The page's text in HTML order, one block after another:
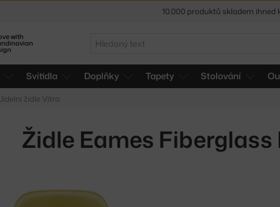
with Hledat
Svítidla Doplňky Tapety Stolování
Jídelní židle Vitra
Židle Eames
10.000 produktů skladem ihned